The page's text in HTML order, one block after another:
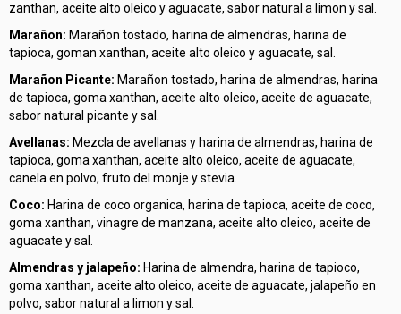
zanthan, aceite alto oleico y aguacate, sabor natural a limon y sal.
Marañon: Marañon tostado, harina de almendras, harina de
tapioca, goman xanthan, aceite alto oleico y aguacate, sal.
Marañon Picante: Marañon tostado, harina de almendras, harina
de tapioca, goma xanthan, aceite alto oleico, aceite de aguacate,
sabor natural picante y sal.
Avellanas: Mezcla de avellanas y harina de almendras, harina de
tapioca, goma xanthan, aceite alto oleico, aceite de aguacate,
canela en polvo, fruto del monje y stevia.
Coco: Harina de coco organica, harina de tapioca, aceite de coco,
goma xanthan, vinagre de manzana, aceite alto oleico, aceite de
aguacate y sal.
Almendras y jalapeño: Harina de almendra, harina de tapioco,
goma xanthan, aceite alto oleico, aceite de aguacate, jalapeño en
polvo, sabor natural a limon y sal.